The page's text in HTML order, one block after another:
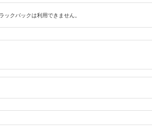
ックバックは利用できません。